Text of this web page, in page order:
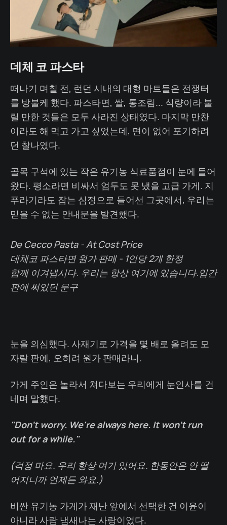
데체 코 파스타
떠나기 며칠 전, 런던 시내의 대형 마트들은 전쟁터
를 방불케 했다. 파스타면, 쌀, 통조림... 식량이라 불
릴 만한 것들은 모두 사라진 상태였다. 마지막 만찬
이라도 해 먹고 가고 싶었는데, 면이 없어 포기하려
던 찰나였다.
골목 구석에 있는 작은 유기농 식료품점이 눈에 들어
왔다. 평소라면 비싸서 엄두도 못 냈을 고급 가게. 지
푸라기라도 잡는 심정으로 들어선 그곳에서, 우리는
믿을 수 없는 안내문을 발견했다.
De Cecco Pasta - At Cost Price
데체코 파스타면 원가 판매 - 1인당 2개 한정
함께 이겨냅시다. 우리는 항상 여기에 있습니다.입간
판에 써있던 문구
눈을 의심했다. 사재기로 가격을 몇 배로 올려도 모
자랄 판에, 오히려 원가 판매라니.
가게 주인은 놀라서 쳐다보는 우리에게 눈인사를 건
네며 말했다.
"Don't worry. We're always here. It won't run
out for a while."
(걱정 마요. 우리 항상 여기 있어요. 한동안은 안 떨
어지니까 언제든 와요.)
비싼 유기농 가게가 재난 앞에서 선택한 건 이윤이
아니라 사람 냄새나는 사랑이었다.